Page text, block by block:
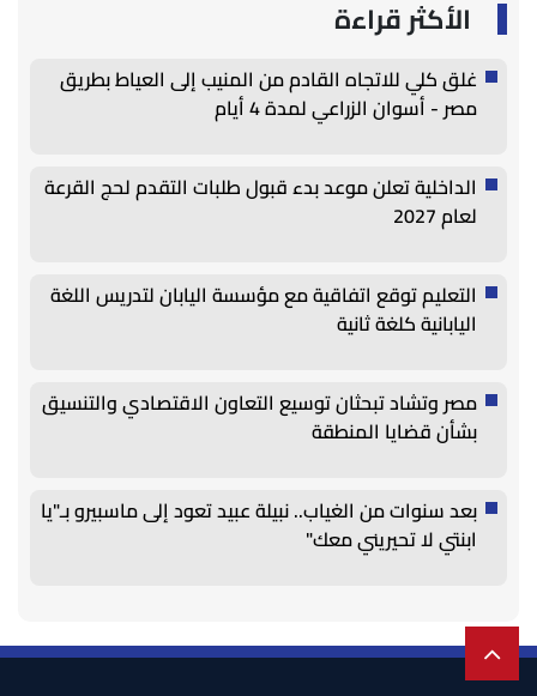
الأكثر قراءة
غلق كلي للاتجاه القادم من المنيب إلى العياط بطريق
مصر - أسوان الزراعي لمدة 4 أيام
الداخلية تعلن موعد بدء قبول طلبات التقدم لحج القرعة
لعام 2027
التعليم توقع اتفاقية مع مؤسسة اليابان لتدريس اللغة
اليابانية كلغة ثانية
مصر وتشاد تبحثان توسيع التعاون الاقتصادي والتنسيق
بشأن قضايا المنطقة
بعد سنوات من الغياب.. نبيلة عبيد تعود إلى ماسبيرو بـ"يا
ابنتي لا تحيريني معك"